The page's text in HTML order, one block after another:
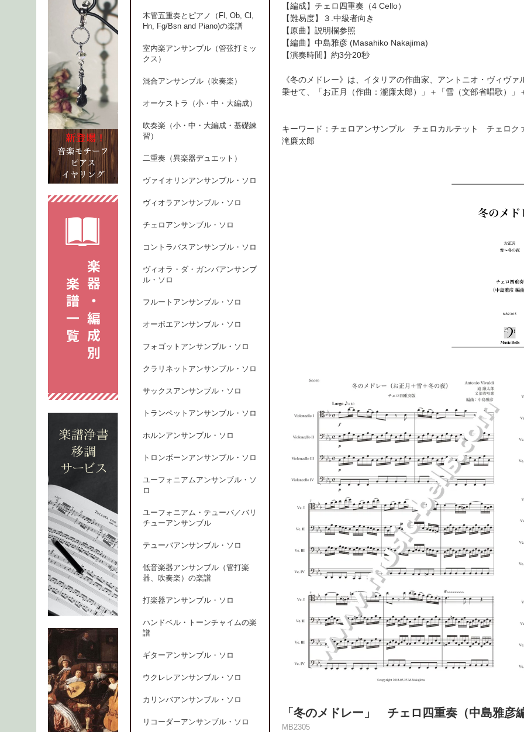
【編成】 チェロ四重奏 （4 Cello）
【難易度】３.中級者向き
【原曲】説明欄参照
【編曲】 中島雅彦 (Masahiko Nakajima)
【演奏時間】約3分20秒
《冬のメドレー》は、イタリアの作曲家、アントニオ・ヴィヴ
乗せて、「お正月 （作曲：瀧廉太郎）」＋「雪（文部省唱歌）
キーワード：チェロアンサンブル チェロカルテット チェ
滝廉太郎
「冬のメドレー」 チェロ四重奏（中島雅彦
MB2305
木管五重奏とピアノ（Fl, Ob, Cl,
Hn, Fg/Bsn and Piano)の楽譜
室内楽アンサンブル（管弦打ミッ
クス）
混合アンサンブル（吹奏楽）
オーケストラ（小・中・大編成）
吹奏楽（小・中・大編成・基礎練
習）
二重奏（異楽器デュエット）
ヴァイオリンアンサンブル・ソロ
ヴィオラアンサンブル・ソロ
チェロアンサンブル・ソロ
コントラバスアンサンブル・ソロ
ヴィオラ・ダ・ガンバアンサンブ
ル・ソロ
フルートアンサンブル・ソロ
オーボエアンサンブル・ソロ
フォゴットアンサンブル・ソロ
クラリネットアンサンブル・ソロ
サックスアンサンブル・ソロ
トランペットアンサンブル・ソロ
ホルンアンサンブル・ソロ
トロンボーンアンサンブル・ソロ
ユーフォニアムアンサンブル・ソ
ロ
ユーフォニアム・テューバ／バリ
チューアンサンブル
テューバアンサンブル・ソロ
低音楽器アンサンブル（管打楽
器、吹奏楽）の楽譜
打楽器アンサンブル・ソロ
ハンドベル・トーンチャイムの楽
譜
ギターアンサンブル・ソロ
ウクレレアンサンブル・ソロ
カリンバアンサンブル・ソロ
リコーダーアンサンブル・ソロ